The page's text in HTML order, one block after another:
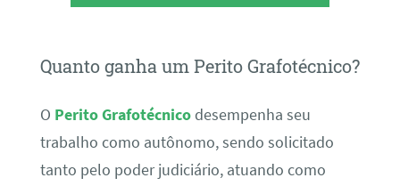
Quanto ganha um Perito Grafotécnico?
O Perito Grafotécnicodesempenha seu
trabalho como autônomo, sendo solicitado
tanto pelo poder judiciário, atuando como